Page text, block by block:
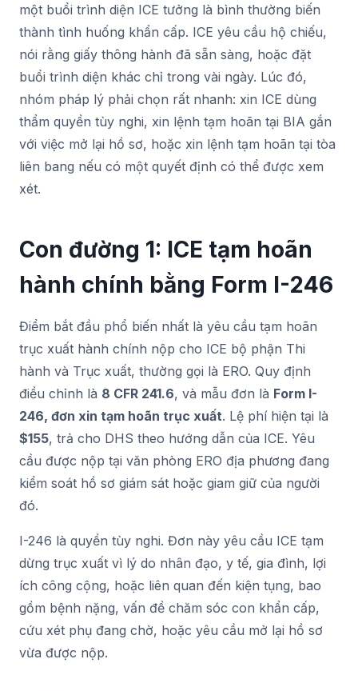
một buổi trình diện ICE tưởng là bình thường biến
thành tình huống khẩn cấp. ICE yêu cầu hộ chiếu,
nói rằng giấy thông hành đã sẵn sàng, hoặc đặt
buổi trình diện khác chỉ trong vài ngày. Lúc đó,
nhóm pháp lý phải chọn rất nhanh: xin ICE dùng
thẩm quyền tùy nghi, xin lệnh tạm hoãn tại BIA gắn
với việc mở lại hồ sơ, hoặc xin lệnh tạm hoãn tại tòa
liên bang nếu có một quyết định có thể được xem
xét.
Con đường 1: ICE tạm hoãn
hành chính bằng Form I-246
Điểm bắt đầu phổ biến nhất là yêu cầu tạm hoãn
trục xuất hành chính nộp cho ICE bộ phận Thi
hành và Trục xuất, thường gọi là ERO. Quy định
điều chỉnh là 8 CFR 241.6, và mẫu đơn là Form I-
246, đơn xin tạm hoãn trục xuất. Lệ phí hiện tại là
$155, trả cho DHS theo hướng dẫn của ICE. Yêu
cầu được nộp tại văn phòng ERO địa phương đang
kiểm soát hồ sơ giám sát hoặc giam giữ của người
đó.
I-246 là quyền tùy nghi. Đơn này yêu cầu ICE tạm
dừng trục xuất vì lý do nhân đạo, y tế, gia đình, lợi
ích công cộng, hoặc liên quan đến kiện tụng, bao
gồm bệnh nặng, vấn đề chăm sóc con khẩn cấp,
cứu xét phụ đang chờ, hoặc yêu cầu mở lại hồ sơ
vừa được nộp.